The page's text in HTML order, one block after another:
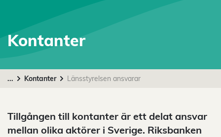
Kontanter
... Kontanter Länsstyrelsen ansvarar
Tillgången till kontanter är ett delat ansvar
mellan olika aktörer i Sverige. Riksbanken